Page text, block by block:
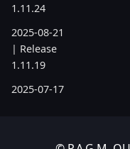
1.11.24
2025-08-21
| Release
1.11.19
2025-07-17
2025-05-22